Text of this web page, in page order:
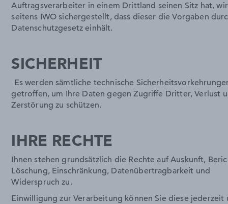
Auftragsverarbeiter in einem Drittland seinen Sitz hat,
seitens IWO sichergestellt, dass dieser die Vorgaben
Datenschutzgesetz einhält.
SICHERHEIT
Es werden sämtliche technische
getroffen, um Ihre Daten gegen Zugriffe Dritter, Verlust
Zerstörung zu schützen.
IHRE RECHTE
Ihnen stehen grundsätzlich die Rechte auf Auskunft,
Löschung, Einschränkung, Datenübertragbarkeit und
Widerspruch zu.
Einwilligung zur Verarbeitung können Sie diese jederzeit